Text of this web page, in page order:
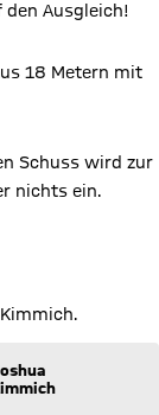
den Ausgleich!
18 Metern mit
Schuss wird zur
nichts ein.
Kimmich